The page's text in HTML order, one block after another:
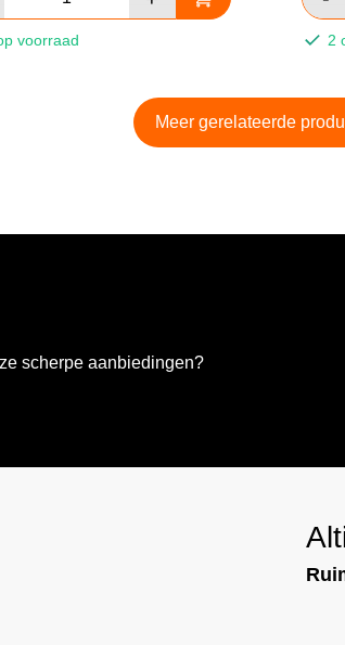
voorraad 2
Meer gerelateerde
scherpe aanbiedingen?